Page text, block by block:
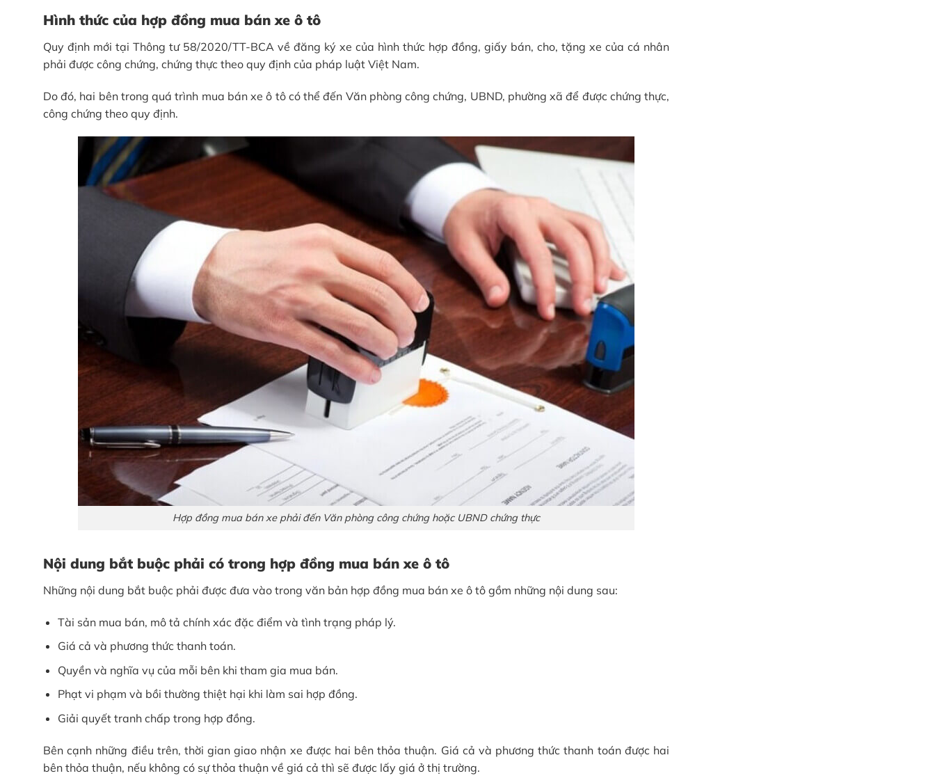
Hình thức của hợp đồng mua bán xe ô tô
Quy định mới tại Thông tư 58/2020/TT-BCA về đăng ký xe của hình thức hợp đồng, giấy bán, cho, tặng xe của cá nhân
phải được công chứng, chứng thực theo quy định của pháp luật Việt Nam.
Do đó, hai bên trong quá trình mua bán xe ô tô có thể đến Văn phòng công chứng, UBND, phường xã để được chứng thực,
công chứng theo quy định.
Hợp đồng mua bán xe phải đến Văn phòng công chứng hoặc UBND chứng thực
Nội dung bắt buộc phải có trong hợp đồng mua bán xe ô tô
Những nội dung bắt buộc phải được đưa vào trong văn bản hợp đồng mua bán xe ô tô gồm những nội dung sau:
Tài sản mua bán, mô tả chính xác đặc điểm và tình trạng pháp lý.
Giá cả và phương thức thanh toán.
Quyền và nghĩa vụ của mỗi bên khi tham gia mua bán.
Phạt vi phạm và bồi thường thiệt hại khi làm sai hợp đồng.
Giải quyết tranh chấp trong hợp đồng.
Bên cạnh những điều trên, thời gian giao nhận xe được hai bên thỏa thuận. Giá cả và phương thức thanh toán được hai
bên thỏa thuận, nếu không có sự thỏa thuận về giá cả thì sẽ được lấy giá ở thị trường.